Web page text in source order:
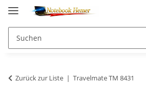
Zurück zur Liste Travelmate TM 8431